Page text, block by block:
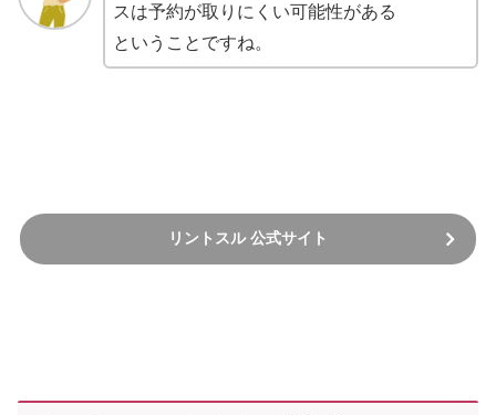
スは予約が取りにくい可能性がある
ということですね。
リントスル 公式サイト